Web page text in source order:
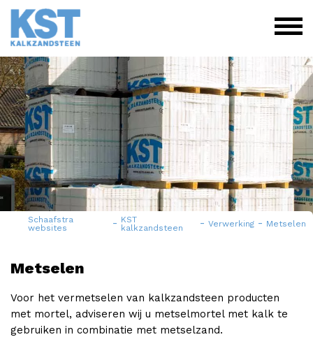
Schaafstra
websites
- KST
kalkzandsteen
- Verwerking - Metselen
Metselen
Voor het vermetselen van kalkzandsteen producten
met mortel, adviseren wij u metselmortel met kalk te
gebruiken in combinatie met metselzand.